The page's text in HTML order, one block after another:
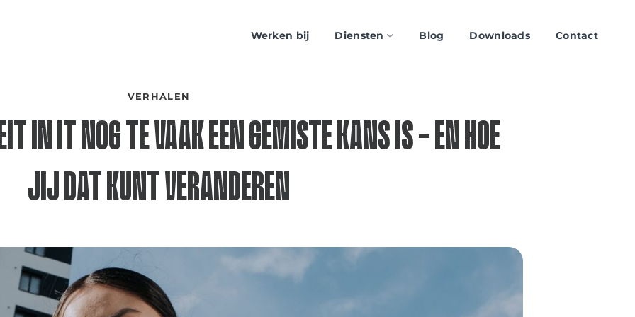
Werken bij Diensten Blog Downloads Contact
VERHALEN
IN IT NOG TE VAAK EEN GEMISTE KANS IS – EN HOE
JIJ DAT KUNT VERANDEREN